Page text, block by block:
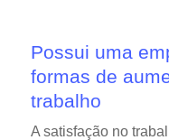
Possui uma
formas de
trabalho
A satisfação no